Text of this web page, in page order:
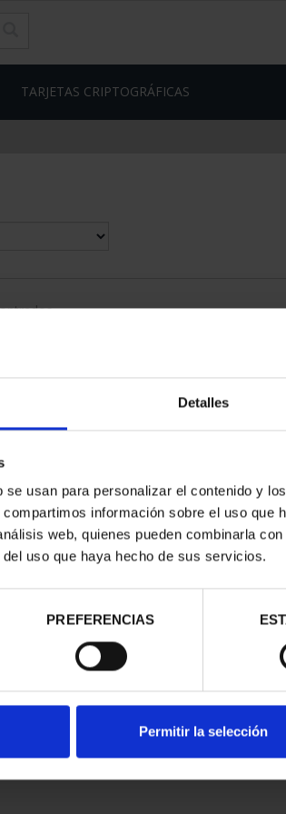
Detalles
usan para personalizar el contenido y
información sobre el uso que
web, quienes pueden combinarla
uso que haya hecho de sus servicios.
PREFERENCIAS
Permitir la selección
TARJETAS CRIPTOGRÁFICAS
DE
1
€
registrados
SUSCRIPCIÓN
PROVINCIA 2
949,00 €
Sólo para usuarios